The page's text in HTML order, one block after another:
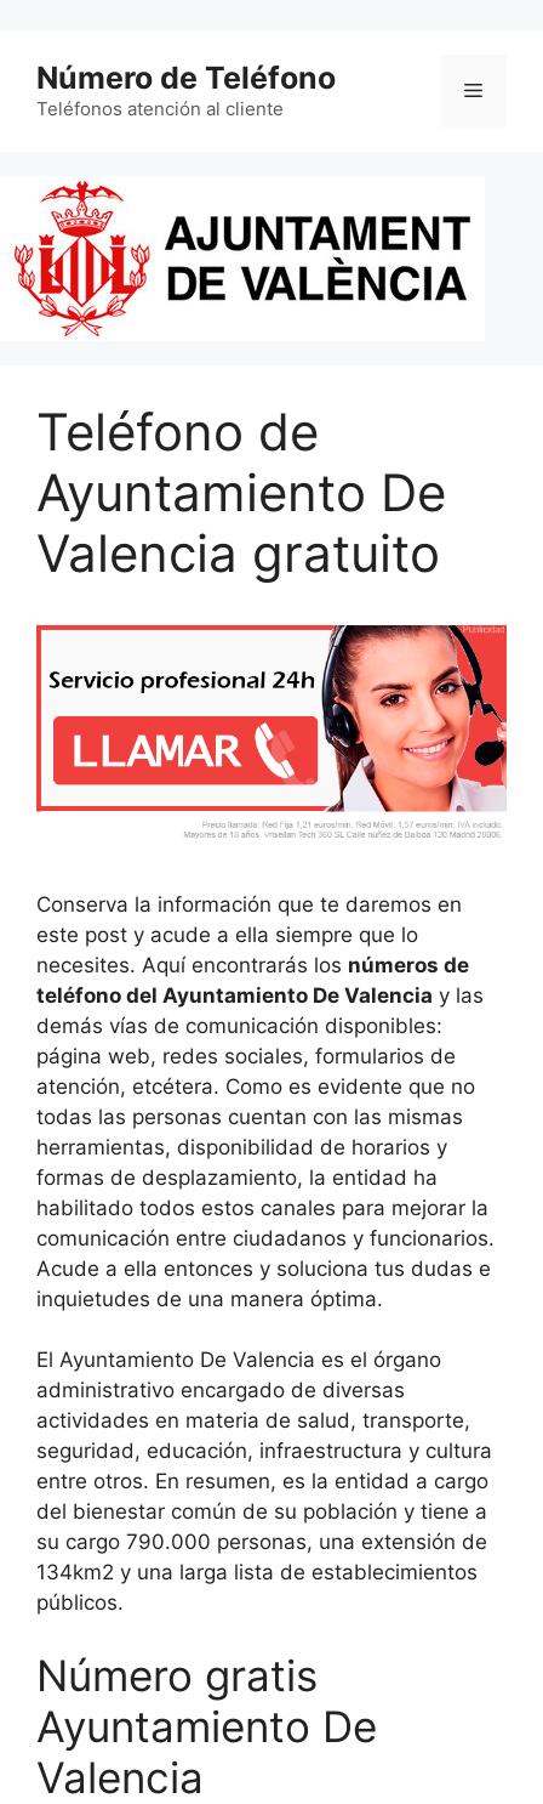
contenido
Número de Teléfono
Teléfonos atención al cliente
Menú
Teléfono de
Ayuntamiento De
Valencia gratuito
Conserva la información que te daremos en
este post y acude a ella siempre que lo
necesites. Aquí encontrarás los números de
teléfono del Ayuntamiento De Valencia y las
demás vías de comunicación disponibles:
página web, redes sociales, formularios de
atención, etcétera. Como es evidente que no
todas las personas cuentan con las mismas
herramientas, disponibilidad de horarios y
formas de desplazamiento, la entidad ha
habilitado todos estos canales para mejorar la
comunicación entre ciudadanos y funcionarios.
Acude a ella entonces y soluciona tus dudas e
inquietudes de una manera óptima.
El Ayuntamiento De Valencia es el órgano
administrativo encargado de diversas
actividades en materia de salud, transporte,
seguridad, educación, infraestructura y cultura
entre otros. En resumen, es la entidad a cargo
del bienestar común de su población y tiene a
su cargo 790.000 personas, una extensión de
134km2 y una larga lista de establecimientos
públicos.
Número gratis
Ayuntamiento De
Valencia